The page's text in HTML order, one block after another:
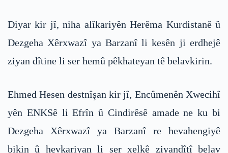
Diyar kir jî, niha alîkariyên Herêma Kurdistanê û
Dezgeha Xêrxwazî ya Barzanî li kesên ji erdhejê
ziyan dîtine li ser hemû pêkhateyan tê belavkirin.
Ehmed Hesen destnîşan kir jî, Encûmenên Xwecihî
yên ENKSê li Efrîn û Cindirêsê amade ne ku bi
Dezgeha Xêrxwazî ya Barzanî re hevahengiyê
bikin û hevkariyan li ser xelkê ziyandîtî belav